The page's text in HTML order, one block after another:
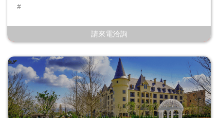
請來電洽詢